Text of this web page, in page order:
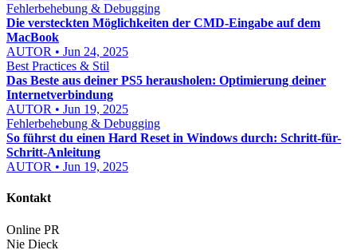
Fehlerbehebung & Debugging
Die versteckten Möglichkeiten der CMD-Eingabe auf dem
MacBook
AUTOR • Jun 24, 2025
Best Practices & Stil
Das Beste aus deiner PS5 herausholen: Optimierung deiner
Internetverbindung
AUTOR • Jun 19, 2025
Fehlerbehebung & Debugging
So führst du einen Hard Reset in Windows durch: Schritt-für-
Schritt-Anleitung
AUTOR • Jun 19, 2025
Kontakt
Online PR
Nie Dieck